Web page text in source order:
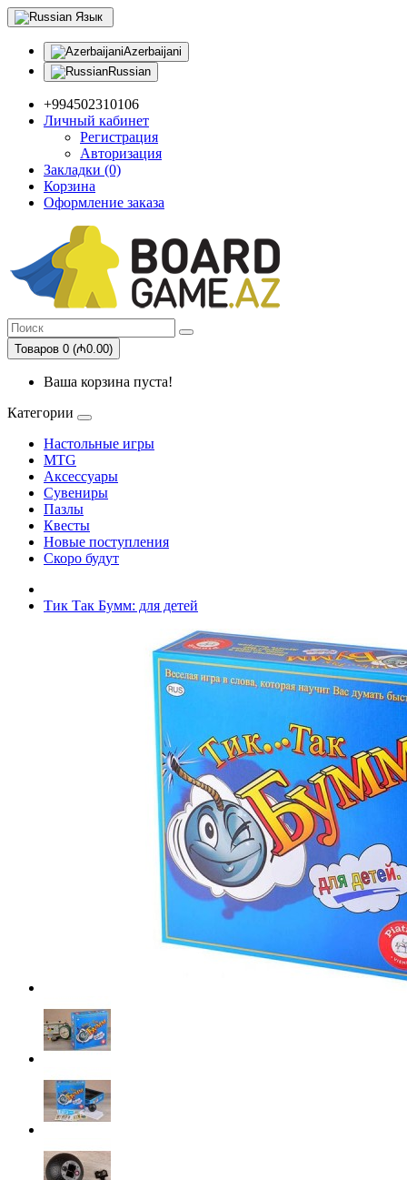
Язык
Azerbaijani
Russian
+994502310106
Личный кабинет
Регистрация
Авторизация
Закладки (0)
Корзина
Оформление заказа
Товаров 0 (₼0.00)
Ваша корзина пуста!
Категории
Настольные игры
MTG
Аксессуары
Сувениры
Пазлы
Квесты
Новые поступления
Скоро будут
Тик Так Бумм: для детей